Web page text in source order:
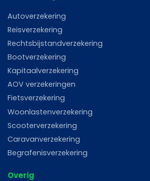
Autoverzekering
Reisverzekering
Rechtsbijstandverzekering
Bootverzekering
Kapitaalverzekering
AOV verzekeringen
Fietsverzekering
Woonlastenverzekering
Scooterverzekering
Caravanverzekering
Begrafenisverzekering
Overig